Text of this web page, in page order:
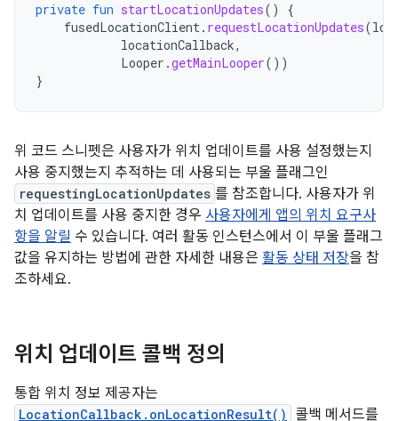
private fun startLocationUpdates()
{
fusedLocationClient. requestLocationUpdates(
locationCallback,
Looper .getMainLooper())
}
위 코드 스니펫은 사용자가 위치 업데이트를 사용 설정했는지
사용 중지했는지 추적하는 데 사용되는 부울 플래그인
requestingLocationUpdates 를 참조합니다. 사용자가 위
치 업데이트를 사용 중지한 경우 사용자에게 앱의 위치 요구사
항을 알릴 수 있습니다. 여러 활동 인스턴스에서 이 부울 플래그
값을 유지하는 방법에 관한 자세한 내용은 활동 상태 저장을 참
조하세요.
위치 업데이트 콜백 정의
통합 위치 정보 제공자는
LocationCallback.onLocationResult() 콜백 메서드를